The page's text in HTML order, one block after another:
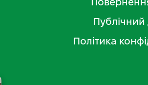
Публічний
Політика